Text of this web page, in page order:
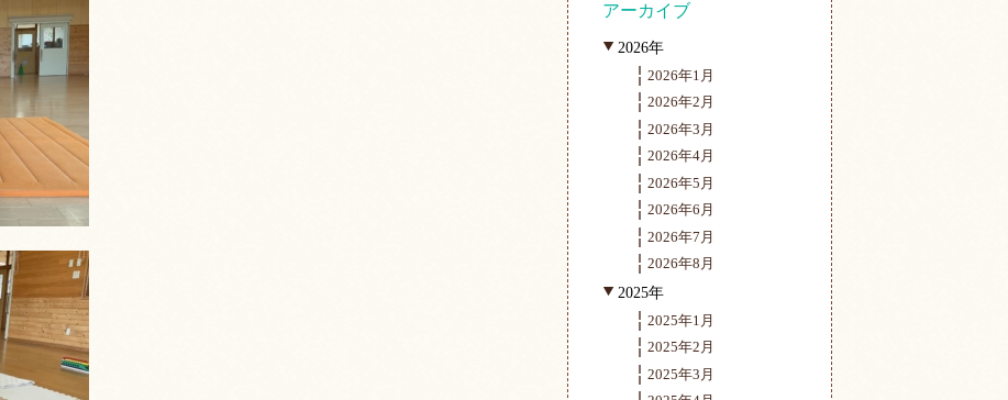
アーカイブ
2026年
2026年1月
2026年2月
2026年3月
2026年4月
2026年5月
2026年6月
2026年7月
2026年8月
2025年
2025年1月
2025年2月
2025年3月